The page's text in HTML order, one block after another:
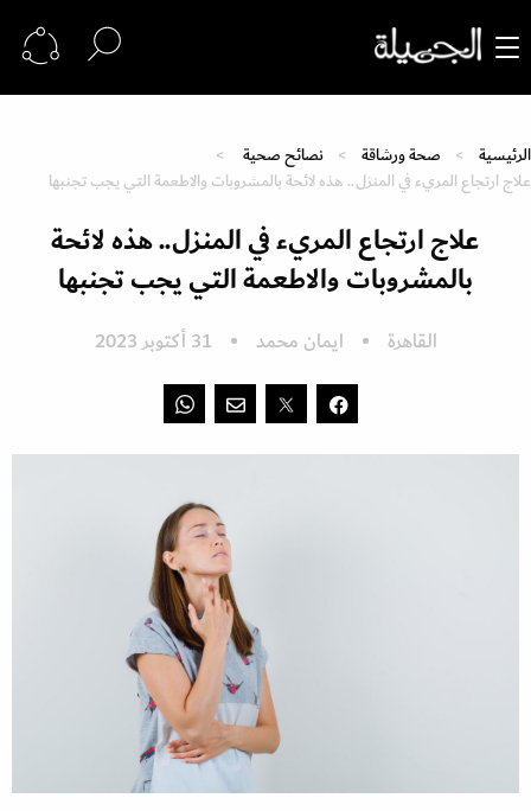
الرئيسية صحة ورشاقة
نصائح صحية
علاج ارتجاع المريء في المنزل.. هذه لائحة بالمشروبات والاطعمة التي يجب تجنبها
علاج ارتجاع المريء في المنزل.. هذه لائحة
بالمشروبات والاطعمة التي يجب تجنبها
القاهرة ايمان محمد 31 أكتوبر 2023